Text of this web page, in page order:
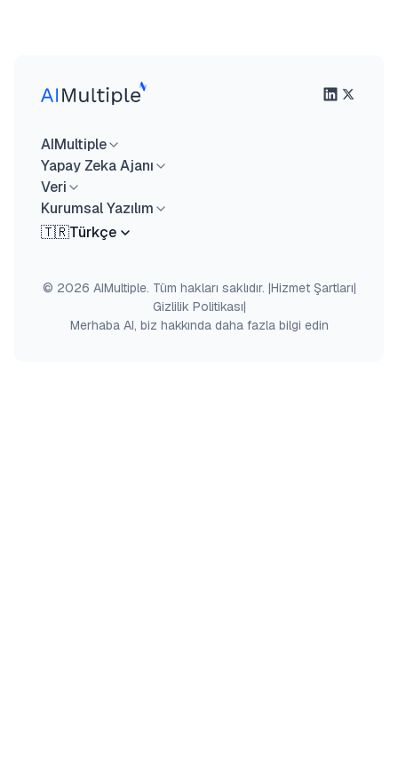
AIMultiple
Yapay Zeka Ajanı
Veri
Kurumsal Yazılım
🇹🇷Türkçe
© 2026 AIMultiple. Tüm hakları saklıdır. |Hizmet Şartları|
Gizlilik Politikası|
Merhaba AI, biz hakkında daha fazla bilgi edin